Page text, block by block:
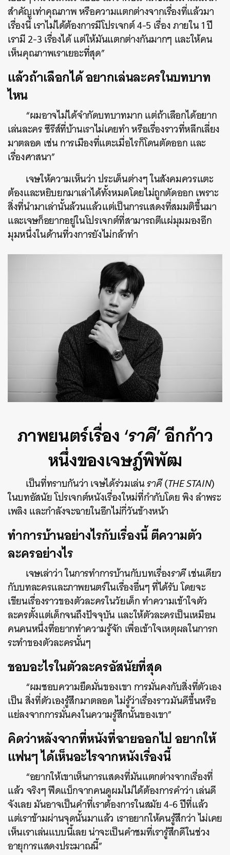
สำคัญเท่าคุณภาพ หรือความแตกต่างจากเรื่องที่แล้วมา
เรื่องนี้ เราไม่ได้ต้องการมีโปรเจกต์ 4-5 เรื่อง ภายใน 1 ปี
เรามี 2-3 เรื่องได้ แต่ให้มันแตกต่างกันมากๆ และให้คน
เห็นคุณภาพเราเยอะที่สุด”
แล้วถ้าเลือกได้ อยากเล่นละครในบทบาท
ไหน
“ผมอาจไม่ได้จำกัดบทบาทมาก แต่ถ้าเลือกได้อยาก
เล่นละคร ซีรีส์ที่บ้านเราไม่เคยทำ หรือเรื่องราวที่หลีกเลี่ยง
มาตลอด เช่น การเมืองที่แตะเมื่อไรก็โดนตัดออก และ
เรื่องศาสนา”
เจษให้ความเห็นว่า ประเด็นต่างๆ ในสังคมควรแตะ
ต้องและหยิบยกมาเล่าได้ทั้งหมดโดยไม่ถูกตัดออก เพราะ
สิ่งที่นำมาเล่านั้นล้วนแล้วแต่เป็นการแสดงที่สมมติขึ้นมา
และเจษก็อยากอยู่ในโปรเจกต์ที่สามารถตีแผ่มุมมองอีก
มุมหนึ่งในด้านที่วงการยังไม่กล้าทำ
ภาพยนตร์เรื่อง ‘ราคี’ อีกก้าว
หนึ่งของเจษฎ์พิพัฒ
เป็นที่ทราบกันว่า เจษได้ร่วมเล่นราคี(THE STAIN)
ในบทอัสนัย โปรเจกต์หนังเรื่องใหม่ที่กำกับโดย พิง ลำพระ
เพลิง และกำลังจะฉายในอีกไม่กี่วันข้างหน้า
ทำการบ้านอย่างไรกับเรื่องนี้ ตีความตัว
ละครอย่างไร
เจษเล่าว่า ในการทำการบ้านกับบทเรื่องราคีเช่นเดียว
กับบทละครและภาพยนตร์ในเรื่องอื่นๆ ที่ได้รับ โดยจะ
เขียนเรื่องราวของตัวละครในวัยเด็ก ทำความเข้าใจตัว
ละครตั้งแต่เด็กจนถึงปัจจุบัน และให้ตัวละครเป็นเหมือน
คนคนหนึ่งที่อยากทำความรู้จัก เพื่อเข้าใจเหตุผลในการก
ระทำของตัวละครนั้นๆ
ชอบอะไรในตัวละครอัสนัยที่สุด
“ผมชอบความยึดมั่นของเขา การมั่นคงกับสิ่งที่ตัวเอง
เป็น สิ่งที่ตัวเองรู้สึกมาตลอด ไม่รู้ว่าเรื่องราวมันดีขึ้นหรือ
แย่ลงจากการมั่นคงในความรู้สึกนั้นของเขา”
คิดว่าหลังจากที่หนังที่ฉายออกไป อยากให้
แฟนๆ ได้เห็นอะไรจากหนังเรื่องนี้
“อยากให้เขาเห็นการแสดงที่มันแตกต่างจากเรื่องที่
แล้ว จริงๆ ฟีดแบ็กจากคนดูผมไม่ได้ต้องการคำว่า เล่นดี
จังเลย มันอาจเป็นคำที่เราต้องการในสมัย 4-6 ปีที่แล้ว
แต่เราข้ามผ่านจุดนั้นมาแล้ว เราอยากให้คนรู้สึกว่า ไม่เคย
เห็นเราเล่นแบบนี้เลย น่าจะเป็นคำชมที่เรารู้สึกดีในช่วง
อายุการแสดงประมาณนี้”